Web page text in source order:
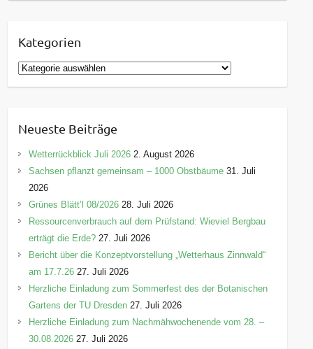
Kategorien
K
a
g
o
r
e
n
Neueste Beiträge
Wetterrückblick Juli 2026 2. August 2026
Sachsen pflanzt gemeinsam – 1000 Obstbäume 31. Juli
2026
Grünes Blätt’l 08/2026 28. Juli 2026
Ressourcenverbrauch auf dem Prüfstand: Wieviel Bergbau
erträgt die Erde? 27. Juli 2026
Bericht über die Konzeptvorstellung „Wetterhaus Zinnwald“
am 17.7.26 27. Juli 2026
Herzliche Einladung zum Sommerfest des der Botanischen
Gartens der TU Dresden 27. Juli 2026
Herzliche Einladung zum Nachmähwochenende vom 28. –
30.08.2026 27. Juli 2026